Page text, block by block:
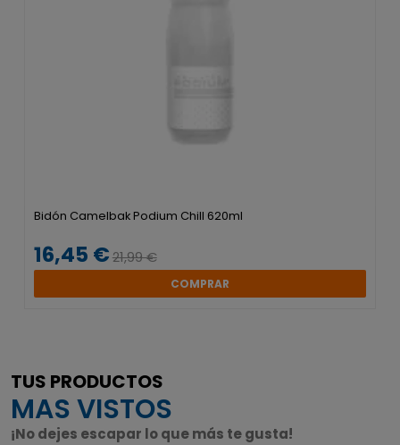
Bidón Camelbak Podium Chill 620ml
16,45 €21,99 €
COMPRAR
TUS PRODUCTOS
MAS VISTOS
¡No dejes escapar lo que más te gusta!